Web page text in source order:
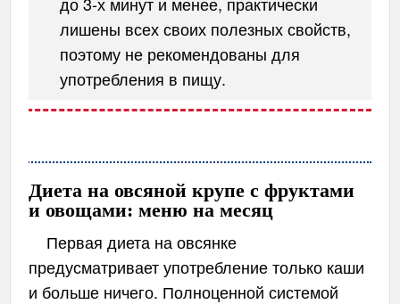
лишены всех своих полезных свойств,
поэтому не рекомендованы для
употребления в пищу.
Диета на овсяной крупе с фруктами
и овощами: меню на месяц
Первая диета на овсянке
предусматривает употребление только каши
и больше ничего. Полноценной системой